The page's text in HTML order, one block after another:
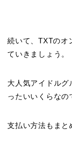
続いて、TXTのオ
ていきましょう。
大人気アイドルグ
ったいいくらなの
支払い方法もまと